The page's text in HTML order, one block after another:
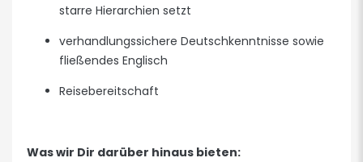
starre Hierarchien setzt
verhandlungssichere Deutschkenntnisse sowie
fließendes Englisch
Reisebereitschaft
Was wir Dir darüber hinaus bieten: